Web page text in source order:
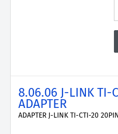
8.06.06 J-LINK TI-
ADAPTER
ADAPTER J-LINK TI-CTI-20